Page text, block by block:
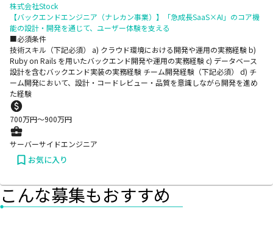
株式会社Stock
【バックエンドエンジニア（ナレカン事業）】「急成長SaaS×AI」のコア機
能の設計・開発を通じて、ユーザー体験を支える
■必須条件
技術スキル（下記必須） a) クラウド環境における開発や運用の実務経験 b)
Ruby on Rails を用いたバックエンド開発や運用の実務経験 c) データベース
設計を含むバックエンド実装の実務経験 チーム開発経験（下記必須） d) チ
ーム開発において、設計・コードレビュー・品質を意識しながら開発を進め
た経験
700万円〜900万円
サーバーサイドエンジニア
お気に入り
こんな募集もおすすめ